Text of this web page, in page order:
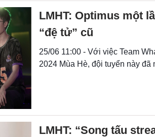
LMHT: Optimus một
“đệ tử” cũ
25/06 11:00 - Với việc Team
2024 Mùa Hè, đội tuyển này
LMHT: “Song tấu